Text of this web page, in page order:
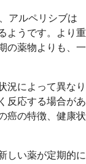
アルペリシブは
ようです。より重
の薬物よりも、一
況によって異なり
反応する場合があ
癌の特徴、健康状
しい薬が定期的に